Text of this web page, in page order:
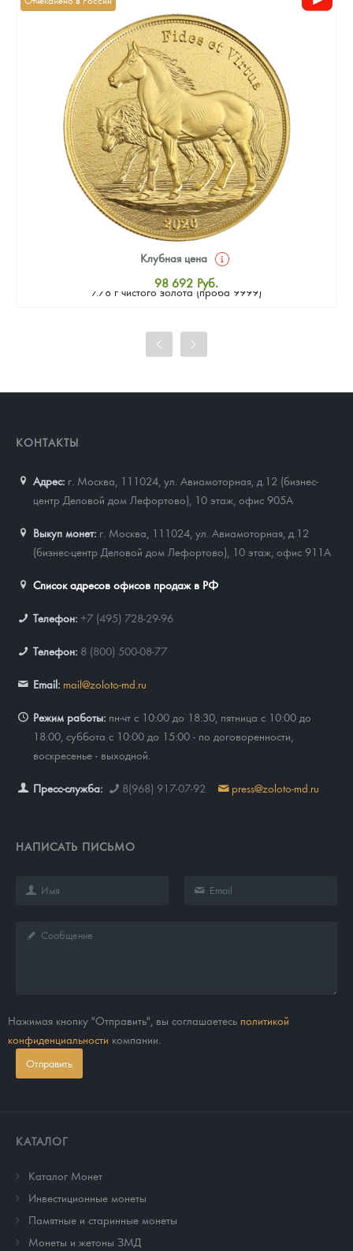
7.78 г чистого золота (проба 9999)
Клубная цена
98 692 Руб.
Стандартная цена
Цена выкупа
КОНТАКТЫ
Адрес: г. Москва, 111024 ул. Авиамоторная, д.12 (бизнес-
центр Деловой дом Лефортово), 10 этаж, офис 905А
Выкуп монет: г. Москва, 111024, ул. Авиамоторная, д.12
(бизнес-центр Деловой дом Лефортово), 10 этаж, офис 911А
Список адресов офисов продаж в РФ
Телефон: +7 (495) 728-29-96
Телефон: 8 (800) 500-08-77
Email: mail@zoloto-md.ru
Режим работы: пн-чт с 10:00 до 18:30, пятница с 10:00 до
18:00, суббота с 10:00 до 15:00 - по договоренности,
воскресенье - выходной.
Пресс-служба: 8(968) 917-07-92 press@zoloto-md.ru
НАПИСАТЬ ПИСЬМО
Нажимая кнопку "Отправить", вы соглашаетесь политикой
конфиденциальности компании.
Отправить
КАТАЛОГ
Каталог Монет
Инвестиционные монеты
Памятные и старинные монеты
Монеты и жетоны ЗМД